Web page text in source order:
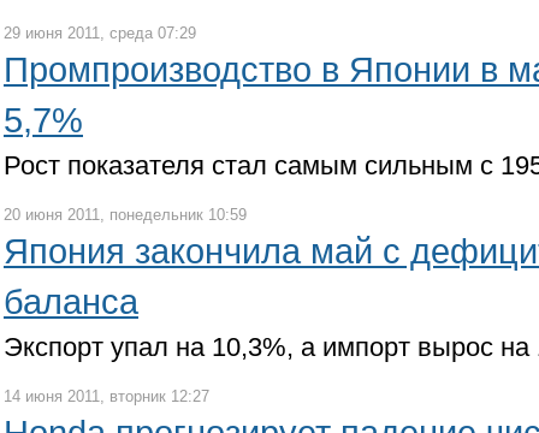
29 июня 2011, среда 07:29
Промпроизводство в Японии в
5,7%
Рост показателя стал самым сильным с
20 июня 2011, понедельник 10:59
Япония закончила май с
баланса
Экспорт упал на 10,3%, а импорт вырос на
14 июня 2011, вторник 12:27